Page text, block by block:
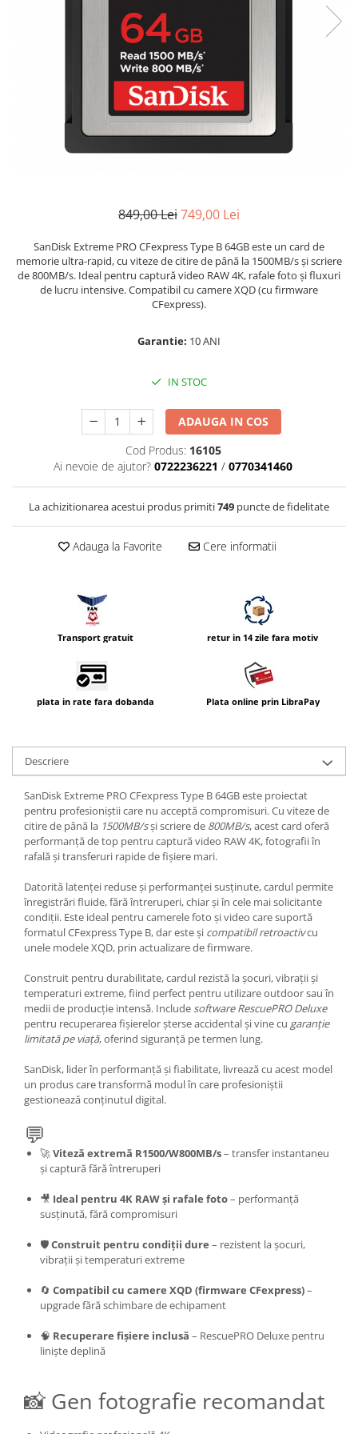
Convertoare pe filet foto video
Inele reductii obiective
Curatare si intretinere
Huse protectie blitz extern
Huse protectie filtre gel
Incarcatoare acumulatori Foto-
Huse protectie acumulatori foto
Adaptoare pentru convertoare sau
Alimentatoare 220V
Huse de ploaie
Microfoane / Reportofoane
Nivela patina
Transmitator de fisiere fara fir
Camere Video Compacte
Declansatoare Radio si Infrarosu
Huse si genti pentru studio
Becuri si lampa blitz studio
Suruburi si piulite, adaptoare de
Calibrare expunere
Imprimante SECOND HAND
Video - Convertoare pe filet
Acumulatori si incarcatoare S.H.
Adaptoare pentru compacte
Diverse S.H.
Genti, huse, curele
849,00 Lei749,00 Lei
SanDisk Extreme PRO CFexpress Type B 64GB este un card de
memorie ultra-rapid, cu viteze de citire de până la 1500MB/s și scriere
de 800MB/s. Ideal pentru captură video RAW 4K, rafale foto și fluxuri
de lucru intensive. Compatibil cu camere XQD (cu firmware
CFexpress).
Garantie: 10 ANI
IN STOC
ADAUGA IN COS
Cod Produs: 16105
Ai nevoie de ajutor? 0722236221 / 0770341460
La achizitionarea acestui produs primiti749 puncte de fidelitate
Adauga la Favorite Cere informatii
Transport gratuit retur in 14 zile fara motiv
plata in rate fara dobanda Plata online prin LibraPay
Descriere
SanDisk Extreme PRO CFexpress Type B 64GB este proiectat
pentru profesioniștii care nu acceptă compromisuri. Cu viteze de
citire de până la 1500MB/sși scriere de 800MB/s, acest card oferă
performanță de top pentru captură video RAW 4K, fotografii în
rafală și transferuri rapide de fișiere mari.
Datorită latenței reduse și performanței susținute, cardul permite
înregistrări fluide, fără întreruperi, chiar și în cele mai solicitante
condiții. Este ideal pentru camerele foto și video care suportă
formatul CFexpress Type B, dar este și compatibil retroactivcu
unele modele XQD, prin actualizare de firmware.
Construit pentru durabilitate, cardul rezistă la șocuri, vibrații și
temperaturi extreme, fiind perfect pentru utilizare outdoor sau în
medii de producție intensă. Include software RescuePRO Deluxe
pentru recuperarea fișierelor șterse accidental și vine cu garanție
limitată pe viață, oferind siguranță pe termen lung.
SanDisk, lider în performanță și fiabilitate, livrează cu acest model
un produs care transformă modul în care profesioniștii
gestionează conținutul digital.
💬
🚀Viteză extremă R1500/W800MB/s– transfer instantaneu
și captură fără întreruperi
🎥 Ideal pentru 4K RAW și rafale foto– performanță
susținută, fără compromisuri
🛡️Construit pentru condiții dure – rezistent la șocuri,
vibrații și temperaturi extreme
🔄 Compatibil cu camere XQD (firmware CFexpress)–
upgrade fără schimbare de echipament
🧠 Recuperare fișiere inclusă – RescuePRO Deluxe pentru
liniște deplină
📸 Gen fotografie recomandat